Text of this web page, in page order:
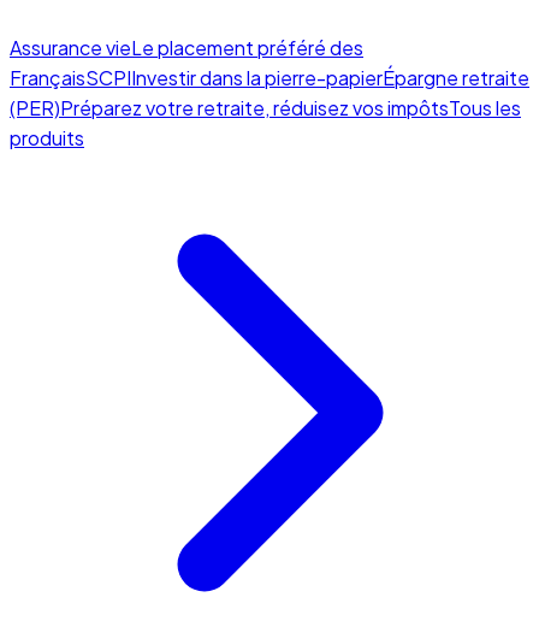
Assurance vieLe placement préféré des
FrançaisSCPIInvestir dans la pierre-papierÉpargne retraite
(PER)Préparez votre retraite, réduisez vos impôtsTous les
produits